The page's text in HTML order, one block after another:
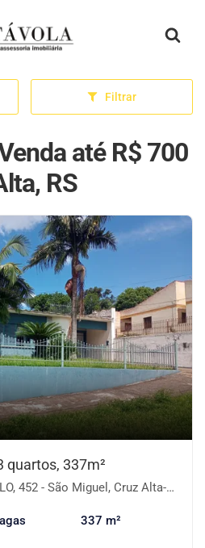
inicial
Filtrar
até R$ 700
RS
quartos, 337m²
452 - São Miguel, Cruz Alta-RS
337 m²